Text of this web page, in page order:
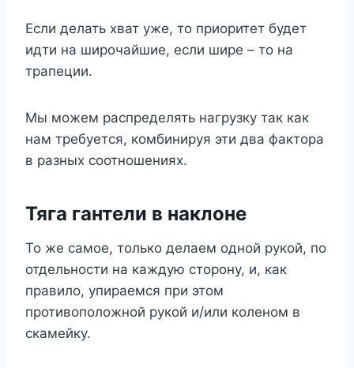
Если делать хват уже, то приоритет будет
идти на широчайшие, если шире – то на
трапеции.
Мы можем распределять нагрузку так как
нам требуется, комбинируя эти два фактора
в разных соотношениях.
Тяга гантели в наклоне
То же самое, только делаем одной рукой, по
отдельности на каждую сторону, и, как
правило, упираемся при этом
противоположной рукой и/или коленом в
скамейку.